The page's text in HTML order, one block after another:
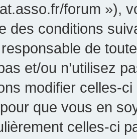
forum »),
des conditions
de
et/ou n’utilisez
modifier celles-
que vous en
celles-ci